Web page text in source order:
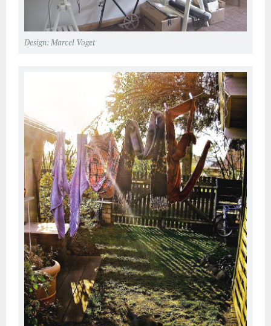
Design: Marcel Voget